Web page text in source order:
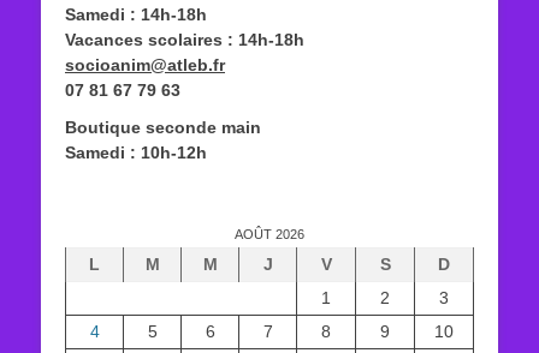
Samedi : 14h-18h
Vacances scolaires : 14h-18h
socioanim@atleb.fr
07 81 67 79 63
Boutique seconde main
Samedi : 10h-12h
AOÛT 2026
L M M J V S
D
1
2
3
4
5 6 7 8 9
10